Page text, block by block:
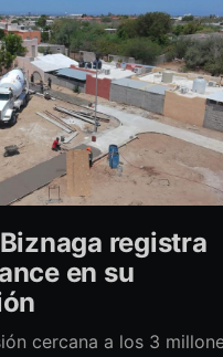
registra
en su
cercana a los 3